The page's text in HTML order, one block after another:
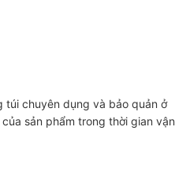
túi chuyên dụng và bảo quản ở
sản phẩm trong thời gian vận